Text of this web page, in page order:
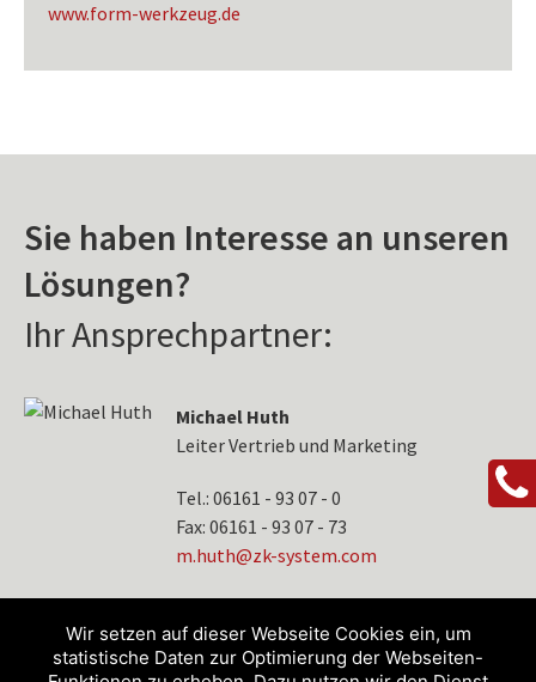
www.form-werkzeug.de
Sie haben Interesse an unseren
Lösungen?
Ihr Ansprechpartner:
Michael Huth
Leiter Vertrieb und Marketing
Tel.: 06161 - 93 07 - 0
Fax: 06161 - 93 07 - 73
moc.m
etsys
-kz@h
tuh.m
Wir setzen auf dieser Webseite Cookies ein, um
statistische Daten zur Optimierung der Webseiten-